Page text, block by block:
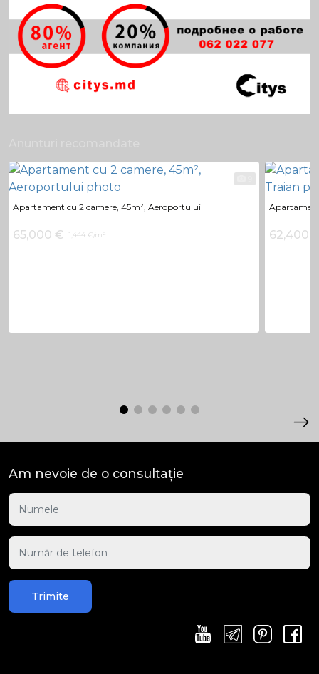
Apartament cu 2 camere, 45m², Aeroportului
65,000 € 1,444 €/m² 62,400
Am nevoie de o consultație
Trimite